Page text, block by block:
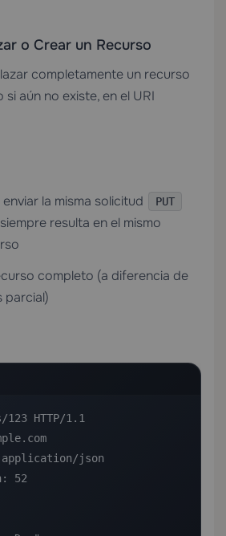
o Crear un Recurso
completamente un recurso
aún no existe, en el URI
la misma solicitud PUT
resulta en el mismo
completo (a diferencia de
parcial)
HTTP/1.1
application/json
52